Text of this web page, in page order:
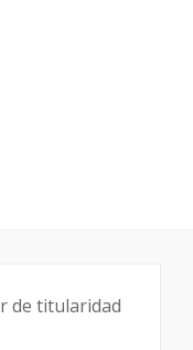
de titularidad